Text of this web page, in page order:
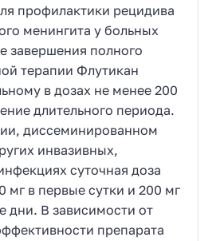
профилактики рецидива
менингита у больных
завершения полного
терапии Флутикан
в дозах не менее 200
длительного периода.
диссеминированном
инвазивных,
суточная доза
мг в первые сутки и 200 мг
дни. В зависимости от
препарата